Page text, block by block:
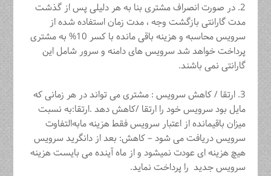
2. در صورت انصراف مشتری بنا به هر دلیلی پس از گذشت
مدت گارانتی بازگشت وجه ، مدت زمان استفاده شده از
سرویس محاسبه و هزینه باقی مانده با کسر 10% به مشتری
پرداخت خواهد شد سرویس های دامنه و سرور شامل این
گارانتی نمی باشند.
3. ارتقا / کاهش سرویس : مشتری می تواند در هر زمانی که
مایل بود سرویس خود را ارتقا /کاهش دهد .ارتقا:به نسبت
میزان باقیمانده از اعتبار سرویس فقط هزینه مابه‌التفاوت
سرویس دریافت می شود – کاهش: بعد از دانگرید سرویس
هیچ هزینه ای عودت نمیشود و از ماه آینده می بایست هزینه
سرویس جدید را پرداخت نماید.